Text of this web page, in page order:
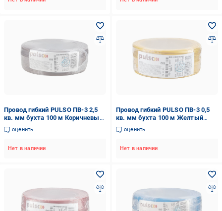
Провод гибкий PULSO ПВ-3 2,5
кв. мм бухта 100 м Коричневый
(00000065481)
оценить
Нет в наличии
Провод гибкий PULSO ПВ-3 0,5
кв. мм бухта 100 м Желтый
(00000065460)
оценить
Нет в наличии